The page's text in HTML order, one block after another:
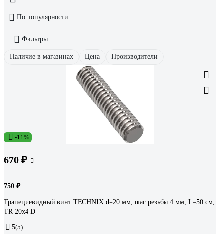
По популярности
Фильтры
Наличие в магазинах Цена Производители
-11%
670 ₽
750 ₽
Трапециевидный винт TECHNIX d=20 мм, шаг резьбы 4 мм, L=50 см,
TR 20х4 D
5(5)